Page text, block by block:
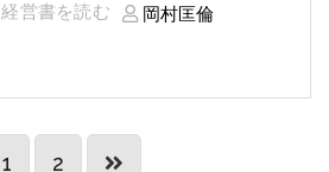
経営書を読む 岡村匡倫
1 2